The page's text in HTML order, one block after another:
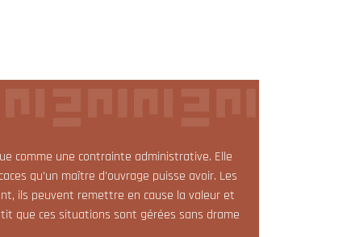
comme une contrainte administrative. Elle
qu’un maître d’ouvrage puisse avoir. Les
ils peuvent remettre en cause la valeur et
que ces situations sont gérées sans drame